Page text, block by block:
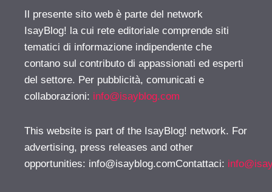
Il presente sito web è parte del network
IsayBlog! la cui rete editoriale comprende siti
tematici di informazione indipendente che
contano sul contributo di appassionati ed esperti
del settore. Per pubblicità, comunicati e
collaborazioni: info@isayblog.com
This website is part of the IsayBlog! network. For
advertising, press releases and other
opportunities: info@isayblog.comContattaci: